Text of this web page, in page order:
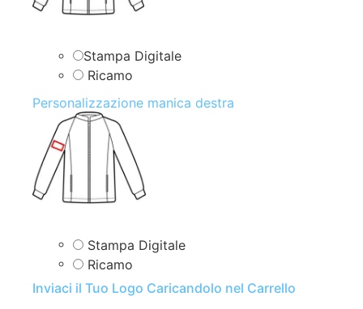
Stampa Digitale
Ricamo
Personalizzazione manica destra
Stampa Digitale
Ricamo
Inviaci il Tuo Logo Caricandolo nel Carrello